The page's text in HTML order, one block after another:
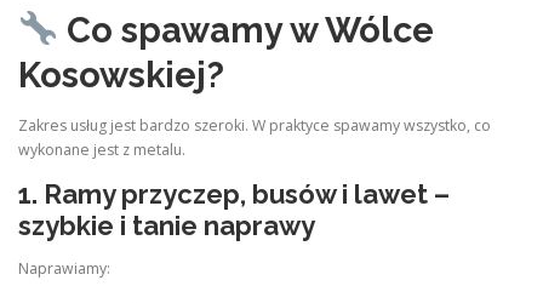
Co spawamy w Wólce
Kosowskiej?
Zakres usług jest bardzo szeroki. W praktyce spawamy wszystko, co
wykonane jest z metalu.
1. Ramy przyczep, busów i lawet –
szybkie i tanie naprawy
Naprawiamy: